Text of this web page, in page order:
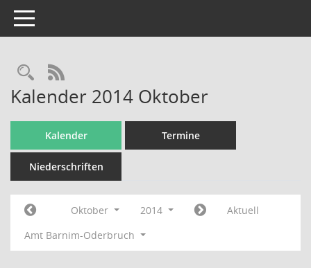
Toggle navigation
Rechercheauswahl
RSS-Feed
Kalender 2014 Oktober
Kalender Termine
Niederschriften
Oktober 2014
Aktuell
Amt Barnim-Oderbruch